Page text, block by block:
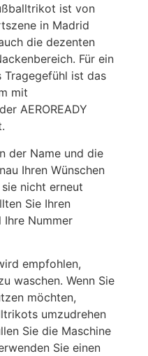
ist von
in Madrid
die dezenten
Für ein
Tragegefühl ist das
mit
AEROREADY
der Name und die
Ihren Wünschen
nicht erneut
Sie Ihren
Ihre Nummer
empfohlen,
waschen. Wenn Sie
möchten,
umzudrehen
Sie die Maschine
Sie einen